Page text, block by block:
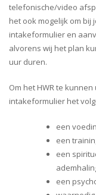
telefonische/video
het ook mogelijk om bij
intakeformulier en
alvorens wij het plan
uur duren.
Om het HWR te
intakeformulier het
een
een
een
een